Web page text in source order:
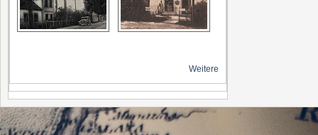
Weitere